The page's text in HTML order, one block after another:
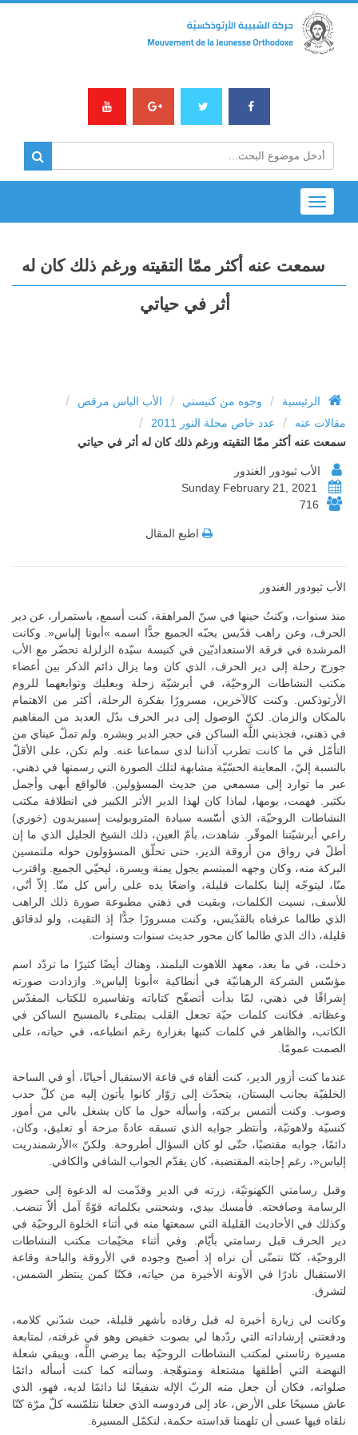
Toggle
navigation
سمعت عنه أكثر ممّا التقيته ورغم ذلك كان له
أثر في حياتي
الرئيسية / وجوه من كنيستي / الأب الياس مرقص /
مقالات عنه / عدد خاص مجلة النور 2011 /
سمعت عنه أكثر ممّا التقيته ورغم ذلك كان له أثر في حياتي
الأب ثيودور الغندور
716
اطبع المقال
الأب ثيودور الغندور
منذ سنوات، وكنتُ حينها في سنّ المراهقة، كنت أسمع، باستمرار، عن دير
الحرف، وعن راهب قدّيس يحبّه الجميع جدًّا اسمه »أبونا إلياس«. وكانت
المرشدة في فرقة الاستعداديّين في كنيسة سيّدة الزلزلة تحضّر مع الأب
جورج رحلة إلى دير الحرف، الذي كان وما يزال دائم الذكر بين أعضاء
مكتب النشاطات الروحيّة، في أبرشيّة زحلة وبعلبك وتوابعهما للروم
الأرثوذكس. وكنت كالآخرين، مسرورًا بفكرة الرحلة، أكثر من الاهتمام
بالمكان والزمان. لكنّ الوصول إلى دير الحرف بدّل العديد من المفاهيم
في ذهني، فجذبني اللَّه الساكن في حجر الدير وبشره. ولم تملّ عيناي من
التأمّل في ما كانت تطرب آذاننا لدى سماعنا عنه. ولم تكن، على الأقلّ
بالنسبة إليّ، المعاينة الحسّيّة مشابهة لتلك الصورة التي رسمتها في ذهني،
عبر ما توارد إلى مسمعي من حديث المسؤولين. فالواقع أبهى وأجمل
بكثير. فهمت، يومها، لماذا كان لهذا الدير الأثر الكبير في انطلاقة مكتب
النشاطات الروحيّة، الذي أسّّسه سيادة المتروبوليت إسبيريدون (خوري)
راعي أبرشيّتنا الموقّر. شاهدت، بأمّ العين، ذلك الشيخ الجليل الذي ما إن
أطلّ في رواق من أروقة الدير، حتى تحلّق المسؤولون حوله ملتمسين
البركة منه، وكان وجهه المبتسم يجول يمنة ويسرة، ليحيّي الجميع. واقترب
منّا، ليتوجّه إلينا بكلمات قليلة، واضعًا يده على رأس كل منّا. إلاّ أنّي،
للأسف، نسيت الكلمات، وبقيت في ذهني مطبوعة صورة ذلك الراهب
الذي طالما عرفناه بالقدّيس، وكنت مسرورًا جدًّا إذ التقيت، ولو لدقائق
قليلة، ذاك الذي طالما كان محور حديث سنوات وسنوات.
دخلت، في ما بعد، معهد اللاهوت البلمند، وهناك أيضًا كثيرًا ما تردّد اسم
مؤسّّس الشركة الرهبانيّة في أنطاكية »أبونا إلياس«. وازدادت صورته
إشراقًا في ذهني، لمّا بدأت أتصفّح كتاباته وتفاسيره للكتاب المقدّس
وعظاته. فكانت كلمات حيّة تجعل القلب يمتلىء بالمسيح الساكن في
الكاتب، والظاهر في كلمات كتبها بغزارة رغم انطباعه، في حياته، على
الصمت عمومًا.
عندما كنت أزور الدير، كنت ألقاه في قاعة الاستقبال أحيانًا، أو في الساحة
الخلفيّة بجانب البستان، يتحدّث إلى زوّار كانوا يأتون إليه من كلّ حدب
وصوب. وكنت ألتمس بركته، وأسأله حول ما كان يشغل بالي من أمور
كنسيّة ولاهوتيّة، وأنتظر جوابه الذي تسبقه عادةً مزحة أو تعليق، وكان،
دائمًا، جوابه مقتضبًا، حتّى لو كان السؤال أطروحة. ولكنّ »الأرشمندريت
إلياس«، رغم إجابته المقتضبة، كان يقدّم الجواب الشافي والكافي.
وقبل رسامتي الكهنوتيّة، زرته في الدير وقدّمت له الدعوة إلى حضور
الرسامة وصافحته. فأمسك بيدي، وشحنني بكلماته قوّةً آمل ألاّ تنضب.
وكذلك في الأحاديث القليلة التي سمعتها منه في أثناء الخلوة الروحيّة في
دير الحرف قبل رسامتي بأيّام. وفي أثناء مخيّمات مكتب النشاطات
الروحيّة، كنّا نتمنّى أن نراه إذ أصبح وجوده في الأروقة والباحة وقاعة
الاستقبال نادرًا في الآونة الأخيرة من حياته، فكنّا كمن ينتظر الشمس،
لتشرق.
وكانت لي زيارة أخيرة له قبل رقاده بأشهر قليلة، حيث شدّني كلامه،
ودفعتني إرشاداته التي ردّدها لي بصوت خفيض وهو في غرفته، لمتابعة
مسيرة رئاستي لمكتب النشاطات الروحيّة بما يرضي اللَّه، ويبقي شعلة
النهضة التي أطلقها مشتعلة ومتوهّجة. وسألته كما كنت أسأله دائمًا
صلواته، فكان أن جعل منه الربّ الإله شفيعًا لنا دائمًا لديه، فهو، الذي
عاش مسيحًا على الأرض، عاد إلى فردوسه الذي جعلنا نتلمّسه كلّ مرّة كنّا
نلقاه فيها عسى أن تلهمنا قداسته حكمة، لنكمّل المسيرة.